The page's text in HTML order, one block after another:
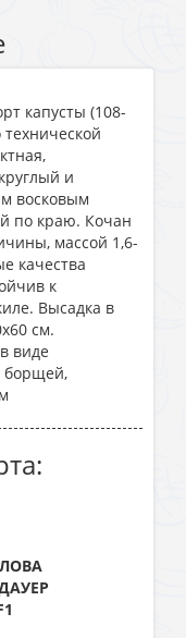
капусты (108-
и
восковым
по краю. Кочан
массой 1,6-
качества
к
Высадка в
см.
виде
борщей,